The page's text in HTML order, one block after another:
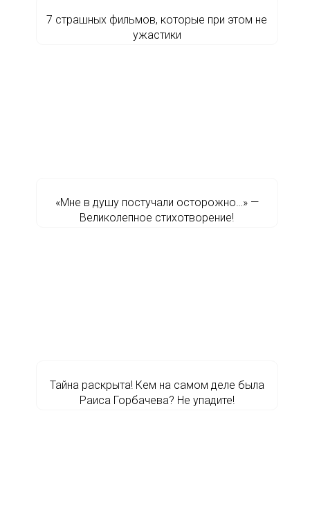
7 страшных фильмов, которые при этом не
ужастики
«Мне в душу постучали осторожно…» —
Великолепное стихотворение!
Тайна раскрыта! Кем на самом деле была
Раиса Горбачева? Не упадите!